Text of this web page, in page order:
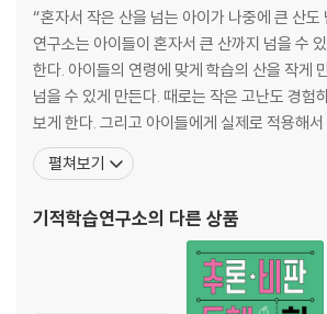
16강 둘레 알 때 넓이 구하기
17강 높이가 같은 도형
18강 삼각형의 높이 활용
19강 색칠한 부분의 넓이?_도형의 합 또는 차
20강 색칠한 부분의 넓이?_도형을 나눠서
21강 색칠한 부분의 넓이?_부분을 모아서
22강 평가
3. 원의 둘레와 넓이
“혼자서 작은 산을 넘는 아이가 나중에 큰 산도
연구소는 아이들이 혼자서 큰 산까지 넘을 수
한다. 아이들의 연령에 맞게 학습의 산을 작게
넘을 수 있게 만든다. 때로는 작은 고난도 경험
보게 한다. 그리고 아이들에게 실제로 적용해
근 책을 만들어 간다. 아이가 주인공인 기적학습
물은 『기적의 계산법』, 『기적의 계산법 응용up
적특강 시계보기』, 『30일 완성 한글 총
펼쳐보기
기적학습연구소의 다른 상품